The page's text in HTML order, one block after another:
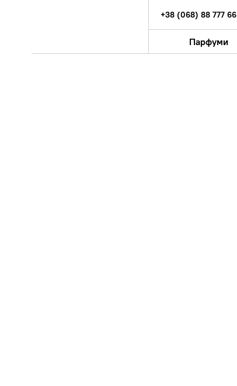
+38 (068) 88 777 66
Парфуми